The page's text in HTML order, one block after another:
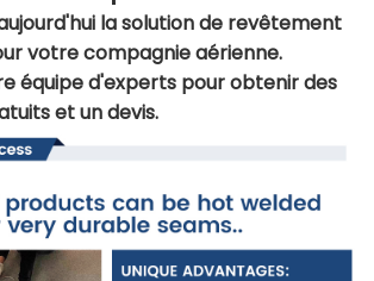
la solution de revêtement
votre compagnie aérienne.
équipe d'experts pour obtenir des
et un devis.